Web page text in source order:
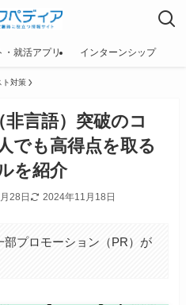
・就活アプリ インターンシップ
ト対策
言語）突破のコ
でも高得点を取る
を紹介
28日 2024年11月18日
部プロモーション（PR）が